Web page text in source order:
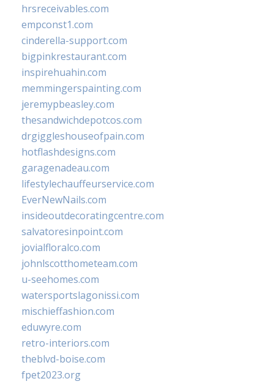
hrsreceivables.com
empconst1.com
cinderella-support.com
bigpinkrestaurant.com
inspirehuahin.com
memmingerspainting.com
jeremypbeasley.com
thesandwichdepotcos.com
drgiggleshouseofpain.com
hotflashdesigns.com
garagenadeau.com
lifestylechauffeurservice.com
EverNewNails.com
insideoutdecoratingcentre.com
salvatoresinpoint.com
jovialfloralco.com
johnlscotthometeam.com
u-seehomes.com
watersportslagonissi.com
mischieffashion.com
eduwyre.com
retro-interiors.com
theblvd-boise.com
fpet2023.org